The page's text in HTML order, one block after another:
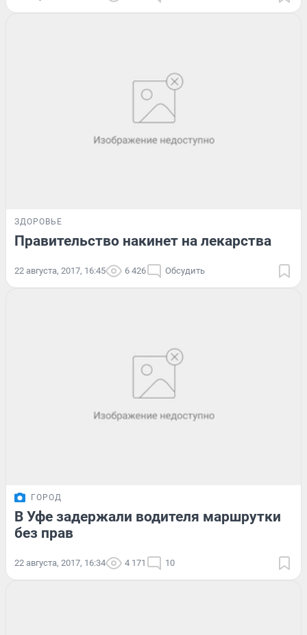
ЗДОРОВЬЕ
Правительство накинет на лекарства
22 августа, 2017, 16:45 6 426 Обсудить
ГОРОД
В Уфе задержали водителя маршрутки
без прав
22 августа, 2017, 16:34 4 171 10